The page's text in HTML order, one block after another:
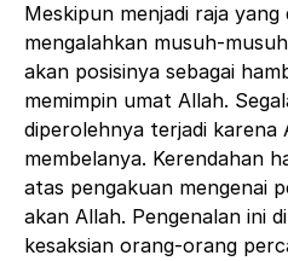
Meskipun menjadi raja yang
mengalahkan musuh-
akan posisinya sebagai
memimpin umat Allah.
diperolehnya terjadi karena
membelanya. Kerendahan
atas pengakuan mengenai
akan Allah. Pengenalan ini
kesaksian orang-orang